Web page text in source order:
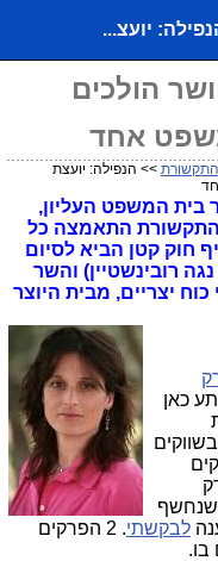
הולכים
אחד
>> הנפילה: יועצת
בית המשפט העליון,
התקשורת התאמצה כל
חוק קטן הביא לסיום
רובינשטיין) והשר
יצריים, מבית היוצר
כאן
2 הפרקים
שנחשף
לבקשתי
. 2 הפרקים
בו.